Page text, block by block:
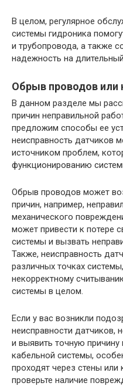
В целом, регулярное
системы гидроника
и трубопровода, а также
надежность на
Обрыв проводов или
В данном разделе мы
причин неправильной
предложим способы ее
неисправность датчиков
источником проблем,
функционированию
Обрыв проводов может
причин, например,
механического
может привести к потере
системы и вызвать
Также, неисправность
различных точках
некорректному
системы в целом.
Если у вас возникли
неисправности датчиков,
и выявить точную
кабельной системы,
проходят через стены
проверьте наличие